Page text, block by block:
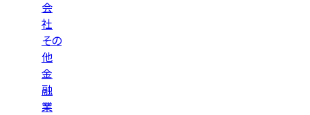
会
社
その
他
金
融
業